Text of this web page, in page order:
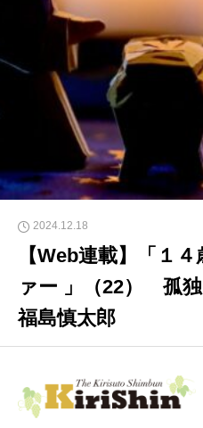
2024.12.18
【Web連載】「１
ァー 」（22） 孤
福島慎太郎